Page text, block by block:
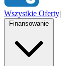
Wszystkie Oferty|